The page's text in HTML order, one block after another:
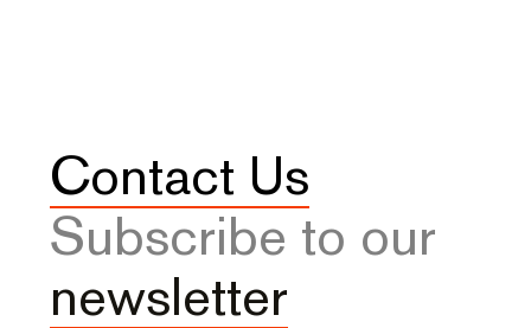
Contact Us
Subscribe to our
newsletter